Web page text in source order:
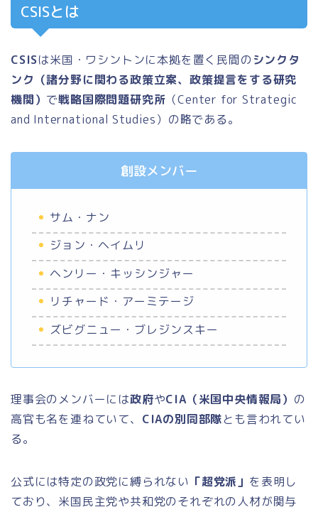
CSISとは
CSISは米国・ワシントンに本拠を置く民間のシンクタ
ンク（諸分野に関わる政策立案、政策提言をする研究
機関） で戦略国際問題研究所 （Center for Strategic
and International Studies）の略である。
創設メンバー
サム・ナン
ジョン・ヘイムリ
ヘンリー・キッシンジャー
リチャード・アーミテージ
ズビグニュー・ブレジンスキー
理事会のメンバーには政府やCIA（米国中央情報局） の
高官も名を連ねていて、 CIAの別同部隊とも言われてい
る。
公式には特定の政党に縛られない 「超党派」 を表明し
ており、米国民主党や共和党のそれぞれの人材が関与